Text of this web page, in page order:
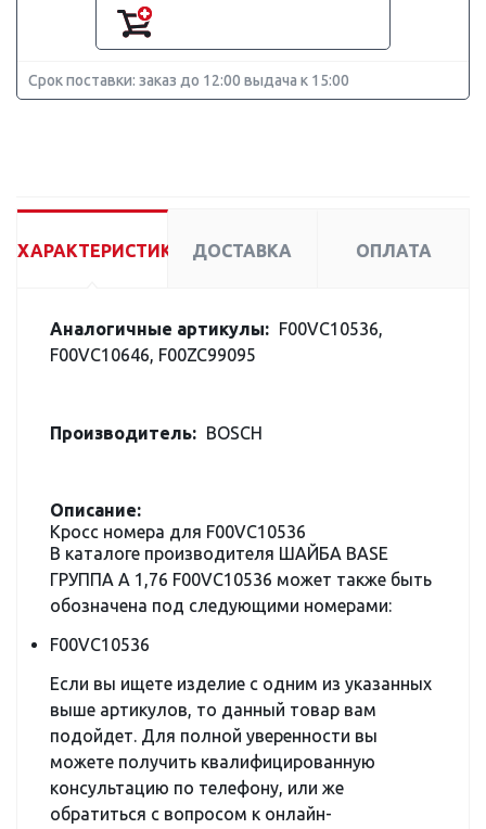
Срок поставки: заказ до 12:00 выдача к 15:00
ХАРАКТЕРИСТИКИ ДОСТАВКА ОПЛАТА
Аналогичные артикулы: F00VC10536,
F00VC10646, F00ZC99095
Производитель: BOSCH
Описание:
Кросс номера для F00VC10536
В каталоге производителя ШАЙБА BASE
ГРУППА A 1,76 F00VC10536 может также быть
обозначена под следующими номерами:
F00VC10536
Если вы ищете изделие с одним из указанных
выше артикулов, то данный товар вам
подойдет. Для полной уверенности вы
можете получить квалифицированную
консультацию по телефону, или же
обратиться с вопросом к онлайн-